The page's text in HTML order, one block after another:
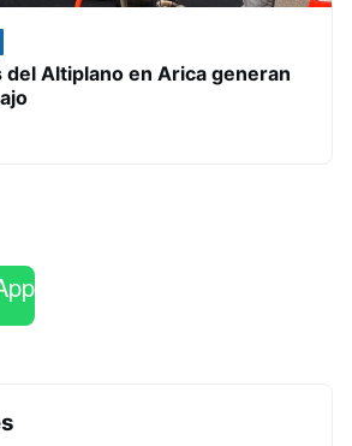
del Altiplano en Arica generan